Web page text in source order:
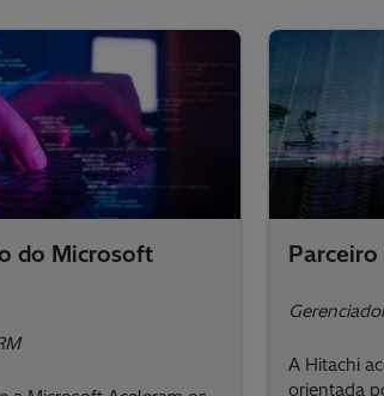
do Microsoft
Parceiro
A Hitachi
orientada